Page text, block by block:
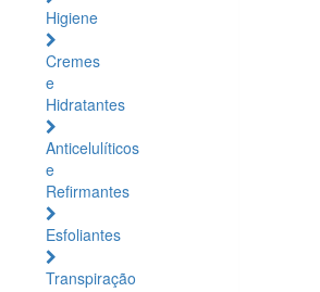
Higiene
Cremes
e
Hidratantes
Anticelulíticos
e
Refirmantes
Esfoliantes
Transpiração